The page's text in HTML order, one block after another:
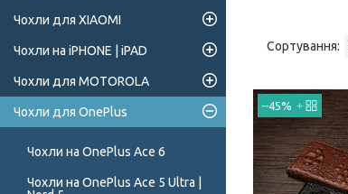
–45%
Чохли для XIAOMI
Чохли на iPHONE | iPAD
Чохли для MOTOROLA
Чохли для OnePlus
Чохли на OnePlus Ace 6
Чохли на OnePlus Ace 5 Ultra |